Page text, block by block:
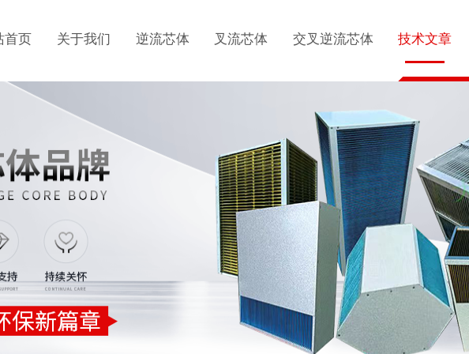
首页 关于我们 逆流芯体 叉流芯体 交叉逆流芯体 技术文章